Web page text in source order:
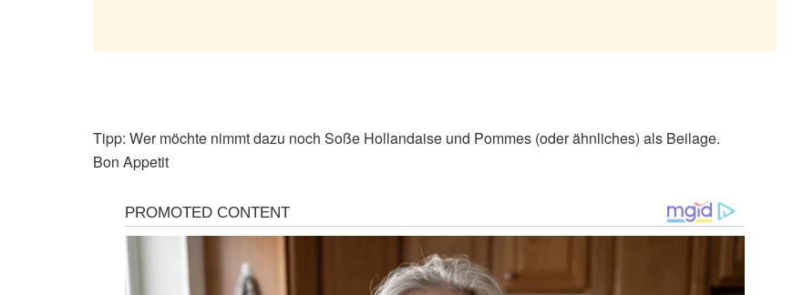
Tipp: Wer möchte nimmt dazu noch Soße Hollandaise und Pommes (oder ähnliches) als Beilage.
Bon Appetit